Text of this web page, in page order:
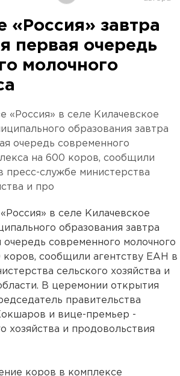
«Россия» завтра
первая очередь
молочного
«Россия» в селе Килачевское
образования завтра
очередь современного
на 600 коров, сообщили
пресс-службе министерства
и про
в селе Килачевское
образования завтра
очередь современного молочного
коров, сообщили агентству ЕАН в
сельского хозяйства и
В церемонии открытия
правительства
и вице-премьер -
хозяйства и продовольствия
коров в комплексе